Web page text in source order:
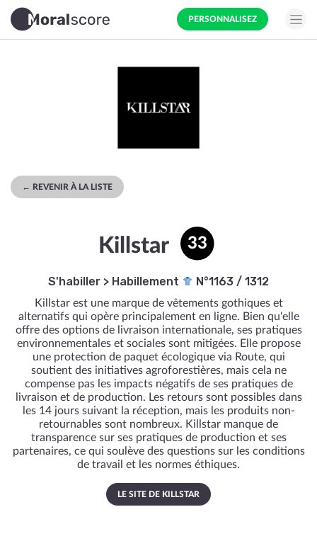
PERSONNALISEZ
← REVENIR À LA LISTE
Killstar 33
S'habiller > Habillement N°1163 / 1312
Killstar est une marque de vêtements gothiques et
alternatifs qui opère principalement en ligne. Bien qu'elle
offre des options de livraison internationale, ses pratiques
environnementales et sociales sont mitigées. Elle propose
une protection de paquet écologique via Route, qui
soutient des initiatives agroforestières, mais cela ne
compense pas les impacts négatifs de ses pratiques de
livraison et de production. Les retours sont possibles dans
les 14 jours suivant la réception, mais les produits non-
retournables sont nombreux. Killstar manque de
transparence sur ses pratiques de production et ses
partenaires, ce qui soulève des questions sur les conditions
de travail et les normes éthiques.
LE SITE DE KILLSTAR